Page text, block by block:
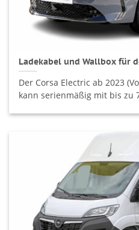
Ladekabel und Wallbox für
Der Corsa Electric ab 2023
kann serienmäßig mit bis zu